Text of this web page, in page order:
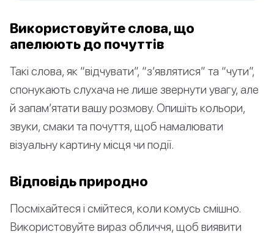
Використовуйте слова, що
апелюють до почуттів
Такі слова, як “відчувати”, “з’являтися” та “чути”,
спонукають слухача не лише звернути увагу, але
й запам’ятати вашу розмову. Опишіть кольори,
звуки, смаки та почуття, щоб намалювати
візуальну картину місця чи події.
Відповідь природно
Посміхайтеся і смійтеся, коли комусь смішно.
Використовуйте вираз обличчя, щоб виявити